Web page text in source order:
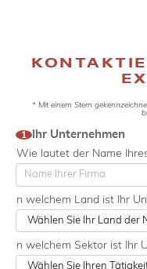
Contact
customs
2025
* Mit einem Stern
1 Ihr Unternehmen
Wie lautet der Name
n welchem Land ist Ihr
n welchem Sektor ist Ihr